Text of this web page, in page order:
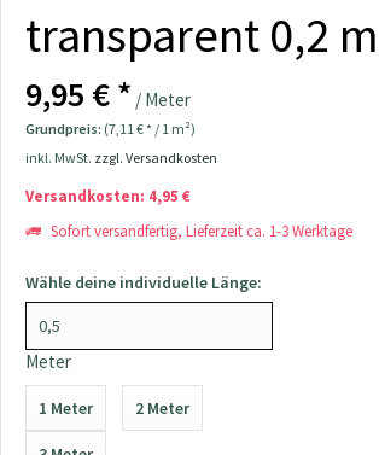
transparent 0,2
9,95 € * / Meter
Grundpreis: (7,11 € * / 1 m²)
inkl. MwSt. zzgl. Versandkosten
Versandkosten: 4,95 €
Sofort versandfertig, Lieferzeit ca. 1-3 Werktage
Wähle deine individuelle Länge:
Meter
1 Meter 2 Meter